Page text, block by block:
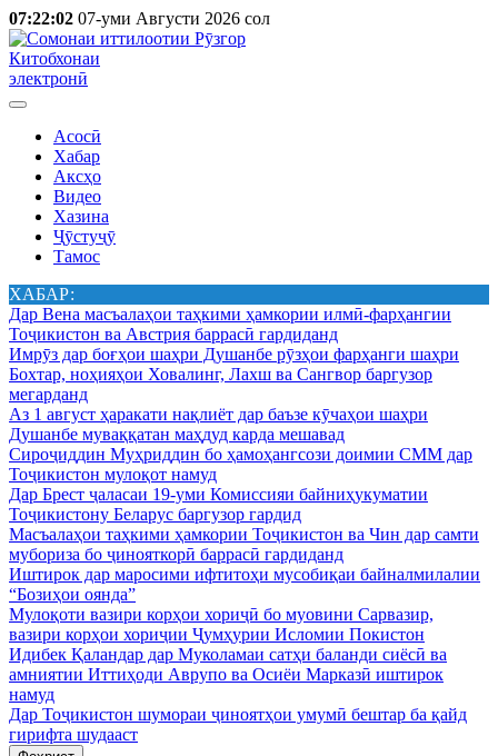
07:22:02 07-уми Августи 2026 сол
Китобхонаи
электронӣ
Асосӣ
Хабар
Аксҳо
Видео
Хазина
Ҷӯстуҷӯ
Тамос
ХАБАР:
Дар Вена масъалаҳои таҳкими ҳамкории илмӣ-фарҳангии
Тоҷикистон ва Австрия баррасӣ гардиданд
Имрӯз дар боғҳои шаҳри Душанбе рӯзҳои фарҳанги шаҳри
Бохтар, ноҳияҳои Ховалинг, Лахш ва Сангвор баргузор
мегарданд
Аз 1 август ҳаракати нақлиёт дар баъзе кӯчаҳои шаҳри
Душанбе муваққатан маҳдуд карда мешавад
Сироҷиддин Муҳриддин бо ҳамоҳангсози доимии СММ дар
Тоҷикистон мулоқот намуд
Дар Брест ҷаласаи 19-уми Комиссияи байниҳукуматии
Тоҷикистону Беларус баргузор гардид
Масъалаҳои таҳкими ҳамкории Тоҷикистон ва Чин дар самти
мубориза бо ҷинояткорӣ баррасӣ гардиданд
Иштирок дар маросими ифтитоҳи мусобиқаи байналмилалии
“Бозиҳои оянда”
Мулоқоти вазири корҳои хориҷӣ бо муовини Сарвазир,
вазири корҳои хориҷии Ҷумҳурии Исломии Покистон
Идибек Қаландар дар Муколамаи сатҳи баланди сиёсӣ ва
амниятии Иттиҳоди Аврупо ва Осиёи Марказӣ иштирок
намуд
Дар Тоҷикистон шумораи ҷиноятҳои умумӣ бештар ба қайд
гирифта шудааст